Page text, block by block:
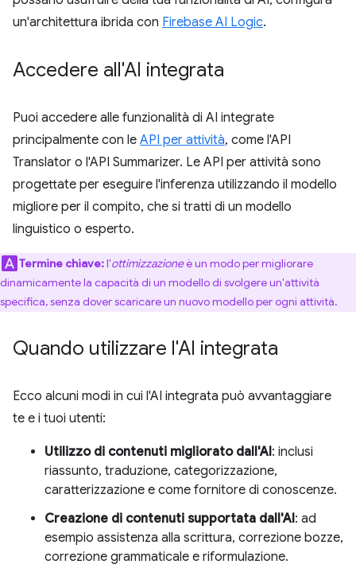
un'architettura ibrida con Firebase AI Logic.
Accedere all'AI integrata
Puoi accedere alle funzionalità di AI integrate
principalmente con le API per attività, come l'API
Translator o l'API Summarizer. Le API per attività sono
progettate per eseguire l'inferenza utilizzando il modello
migliore per il compito, che si tratti di un modello
linguistico o esperto.
Termine chiave:l'ottimizzazioneè un modo per migliorare
dinamicamente la capacità di un modello di svolgere un'attività
specifica, senza dover scaricare un nuovo modello per ogni attività.
Quando utilizzare l'AI integrata
Ecco alcuni modi in cui l'AI integrata può avvantaggiare
te e i tuoi utenti:
Utilizzo di contenuti migliorato dall'AI: inclusi
riassunto, traduzione, categorizzazione,
caratterizzazione e come fornitore di conoscenze.
Creazione di contenuti supportata dall'AI: ad
esempio assistenza alla scrittura, correzione bozze,
correzione grammaticale e riformulazione.